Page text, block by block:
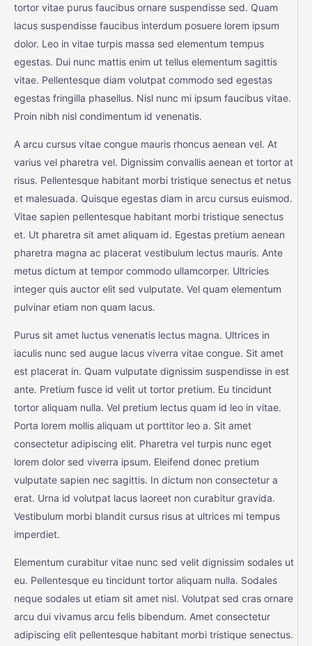
tortor vitae purus faucibus ornare suspendisse sed. Quam
lacus suspendisse faucibus interdum posuere lorem ipsum
dolor. Leo in vitae turpis massa sed elementum tempus
egestas. Dui nunc mattis enim ut tellus elementum sagittis
vitae. Pellentesque diam volutpat commodo sed egestas
egestas fringilla phasellus. Nisl nunc mi ipsum faucibus vitae.
Proin nibh nisl condimentum id venenatis.
A arcu cursus vitae congue mauris rhoncus aenean vel. At
varius vel pharetra vel. Dignissim convallis aenean et tortor at
risus. Pellentesque habitant morbi tristique senectus et netus
et malesuada. Quisque egestas diam in arcu cursus euismod.
Vitae sapien pellentesque habitant morbi tristique senectus
et. Ut pharetra sit amet aliquam id. Egestas pretium aenean
pharetra magna ac placerat vestibulum lectus mauris. Ante
metus dictum at tempor commodo ullamcorper. Ultricies
integer quis auctor elit sed vulputate. Vel quam elementum
pulvinar etiam non quam lacus.
Purus sit amet luctus venenatis lectus magna. Ultrices in
iaculis nunc sed augue lacus viverra vitae congue. Sit amet
est placerat in. Quam vulputate dignissim suspendisse in est
ante. Pretium fusce id velit ut tortor pretium. Eu tincidunt
tortor aliquam nulla. Vel pretium lectus quam id leo in vitae.
Porta lorem mollis aliquam ut porttitor leo a. Sit amet
consectetur adipiscing elit. Pharetra vel turpis nunc eget
lorem dolor sed viverra ipsum. Eleifend donec pretium
vulputate sapien nec sagittis. In dictum non consectetur a
erat. Urna id volutpat lacus laoreet non curabitur gravida.
Vestibulum morbi blandit cursus risus at ultrices mi tempus
imperdiet.
Elementum curabitur vitae nunc sed velit dignissim sodales ut
eu. Pellentesque eu tincidunt tortor aliquam nulla. Sodales
neque sodales ut etiam sit amet nisl. Volutpat sed cras ornare
arcu dui vivamus arcu felis bibendum. Amet consectetur
adipiscing elit pellentesque habitant morbi tristique senectus.